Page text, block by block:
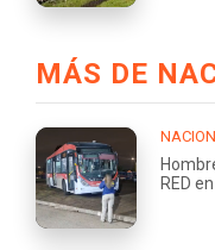
MÁS DE
RED